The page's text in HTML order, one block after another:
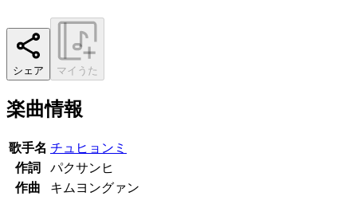
シェア マイうた
楽曲情報
歌手名 チュヒョンミ
作詞
パクサンヒ
作曲
キムヨングァン